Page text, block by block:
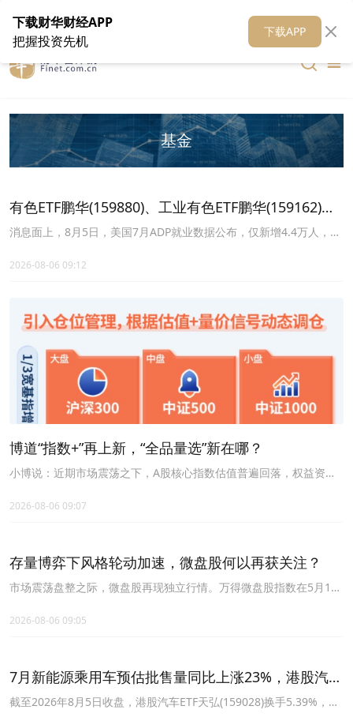
在线客服 关于我们 财华媒体矩阵 财华智库
基金
有色ETF鹏华(159880)、工业有色ETF鹏华(159162)有
望迎来估值修复，美国7月ADP就业数据大幅不及预期
消息面上，8月5日，美国7月ADP就业数据公布，仅新增4.4万人，远
2026-08-06 09:12
博道“指数+”再上新，“全品量选”新在哪？
小博说：近期市场震荡之下，A股核心指数估值普遍回落，权益资产
2026-08-06 09:07
存量博弈下风格轮动加速，微盘股何以再获关注？
市场震荡盘整之际，微盘股再现独立行情。万得微盘股指数在5月12
4日期间涨幅已达12.63%，即将收复年内失地。
2026-08-06 09:05
7月新能源乘用车预估批售量同比上涨23%，港股汽车
ETF天弘(159028)标的指数昨日涨超1%
截至2026年8月5日收盘，港股汽车ETF天弘(159028)换手5.39%，成
下载财华财经APP
把握投资先机
下载APP